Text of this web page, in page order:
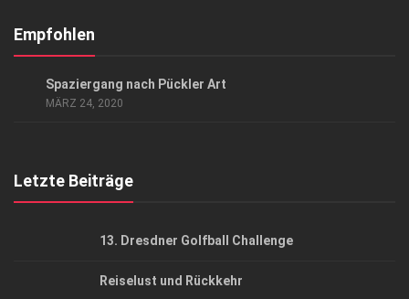
Kontakt, Impressum
Empfohlen
Spaziergang nach Pückler Art
MÄRZ 24, 2020
Letzte Beiträge
13. Dresdner Golfball Challenge
Reiselust und Rückkehr